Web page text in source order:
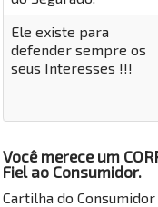
Ele existe para
defender sempre os
seus Interesses !!!
Você merece um
Fiel ao Consumidor.
Cartilha do Consumidor